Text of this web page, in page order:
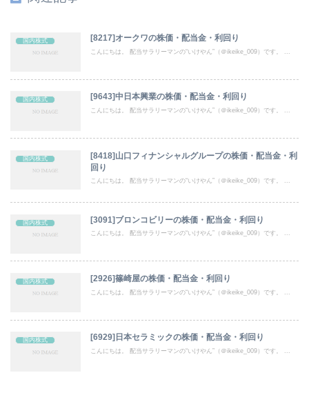
国内株式 [8217]オークワの株価・配当金・利回り
こんにちは。 配当サラリーマンの“いけやん”（＠ikeike_009）です。 ...
国内株式 [9643]中日本興業の株価・配当金・利回り
こんにちは。 配当サラリーマンの“いけやん”（＠ikeike_009）です。 ...
国内株式
[8418]山口フィナンシャルグループの株価・配当金・利
回り
こんにちは。 配当サラリーマンの“いけやん”（＠ikeike_009）です。 ...
国内株式 [3091]ブロンコビリーの株価・配当金・利回り
こんにちは。 配当サラリーマンの“いけやん”（＠ikeike_009）です。 ...
国内株式 [2926]篠崎屋の株価・配当金・利回り
こんにちは。 配当サラリーマンの“いけやん”（＠ikeike_009）です。 ...
国内株式 [6929]日本セラミックの株価・配当金・利回り
こんにちは。 配当サラリーマンの“いけやん”（＠ikeike_009）です。 ...